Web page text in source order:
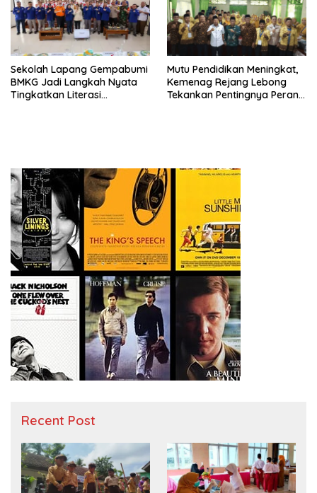
Sekolah Lapang Gempabumi
BMKG Jadi Langkah Nyata
Tingkatkan Literasi
Mutu Pendidikan Meningkat,
Kemenag Rejang Lebong
Tekankan Pentingnya Peran
Recent Post